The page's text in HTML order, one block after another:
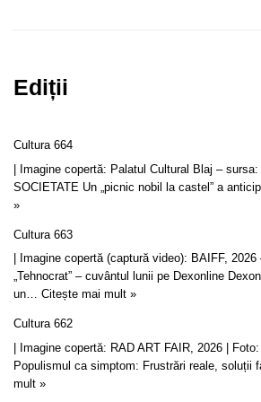
Ediții
Cultura 664
| Imagine copertă: Palatul Cultural Blaj –
SOCIETATE Un „picnic nobil la castel” a
»
Cultura 663
| Imagine copertă (captură video): BAIFF,
„Tehnocrat” – cuvântul lunii pe Dexonline
un… Citește mai mult »
Cultura 662
| Imagine copertă: RAD ART FAIR, 2026 |
Populismul ca simptom: Frustrări reale, soluții
mult »